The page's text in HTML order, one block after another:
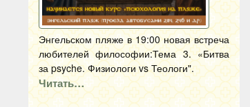
Энгельском пляже в 19:00 новая встреча
любителей философии:Тема 3. «Битва
за psyche. Физиологи vs Теологи".
Читать…